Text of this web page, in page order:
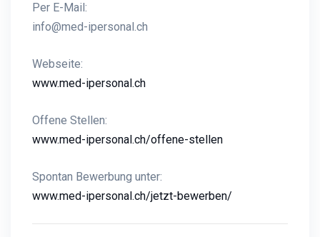
Per E-Mail:
info@med-ipersonal.ch
Webseite:
www.med-ipersonal.ch
Offene Stellen:
www.med-ipersonal.ch/offene-stellen
Spontan Bewerbung unter:
www.med-ipersonal.ch/jetzt-bewerben/